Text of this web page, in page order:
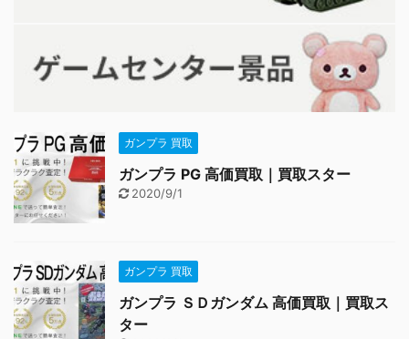
ガンプラ 買取
ガンプラ PG 高価買取｜買取スター
2020/9/1
ガンプラ 買取
ガンプラ ＳＤガンダム 高価買取｜買取ス
ター